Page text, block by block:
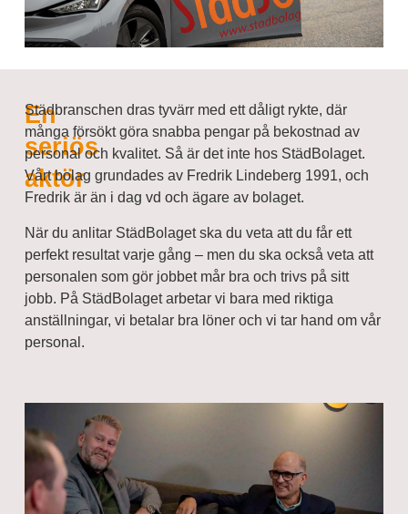
En
seriös
aktör
Städbranschen dras tyvärr med ett dåligt rykte, där
många försökt göra snabba pengar på bekostnad av
personal och kvalitet. Så är det inte hos StädBolaget.
Vårt bolag grundades av Fredrik Lindeberg 1991, och
Fredrik är än i dag vd och ägare av bolaget.
När du anlitar StädBolaget ska du veta att du får ett
perfekt resultat varje gång – men du ska också veta att
personalen som gör jobbet mår bra och trivs på sitt
jobb. På StädBolaget arbetar vi bara med riktiga
anställningar, vi betalar bra löner och vi tar hand om vår
personal.